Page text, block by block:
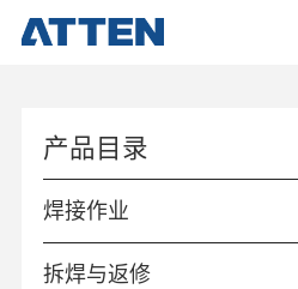
产品目录
焊接作业
拆焊与返修